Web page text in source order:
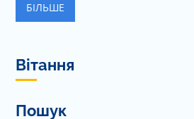
БІЛЬШЕ
Вітання
Пошук